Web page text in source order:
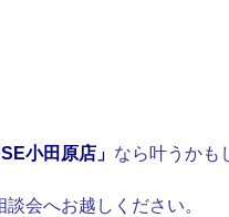
小田原店」 なら叶うかも
談会へお越しください。